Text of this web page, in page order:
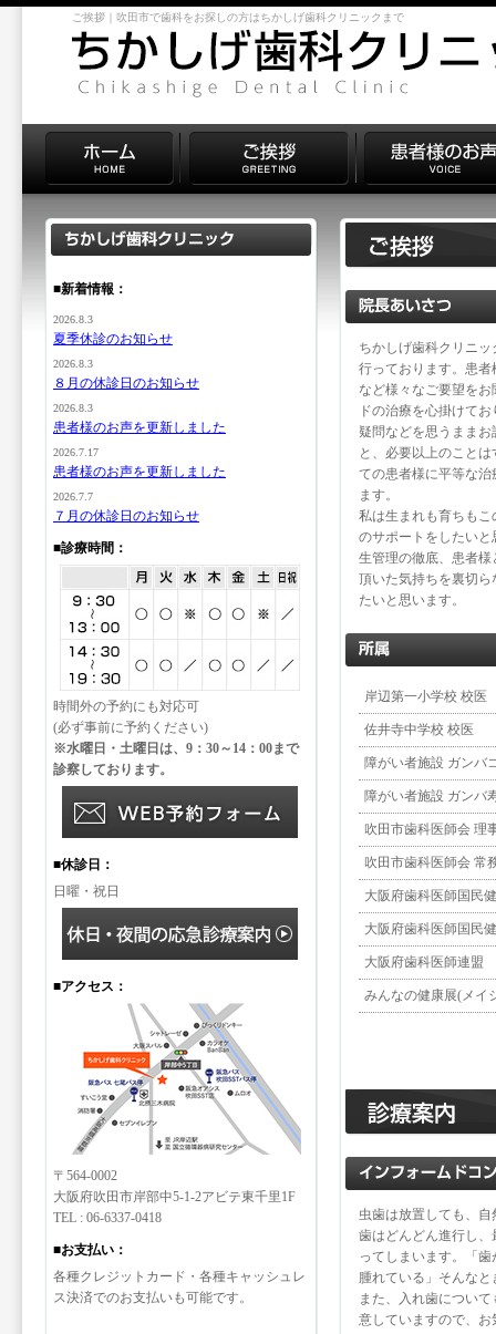
ご挨拶｜吹田市で歯科をお探しの方はちかしげ歯科クリニックまで
ちかしげ歯科クリニ
行っております。患
など様々なご要望を
ドの治療を心掛けて
疑問などを思うまま
と、必要以上のこと
ての患者様に平等な
ます。
私は生まれも育ちも
のサポートをしたい
生管理の徹底、患者
頂いた気持ちを裏切
たいと思います。
岸辺第一小学校 校医
佐井寺中学校 校医
障がい者施設 ガンバ
障がい者施設 ガンバ
吹田市歯科医師会 理
吹田市歯科医師会 常
大阪府歯科医師国民
大阪府歯科医師国民
大阪府歯科医師連
みんなの健康展(メイ
虫歯は放置しても、
歯はどんどん進行し
ってしまいます。「
腫れている」そんな
また、入れ歯につい
意していますので、
■新着情報：
2026.8.3
夏季休診のお知らせ
2026.8.3
８月の休診日のお知らせ
2026.8.3
患者様のお声を更新しました
2026.7.17
患者様のお声を更新しました
2026.7.7
７月の休診日のお知らせ
■診療時間：
時間外の予約にも対応可
(必ず事前に予約ください)
※水曜日・土曜日は、9：30～14：00まで
診察しております。
■休診日：
日曜・祝日
■アクセス：
〒564-0002
大阪府吹田市岸部中5-1-2アビテ東千里1F
TEL : 06-6337-0418
■お支払い：
各種クレジットカード・各種キャッシュレ
ス決済でのお支払いも可能です。